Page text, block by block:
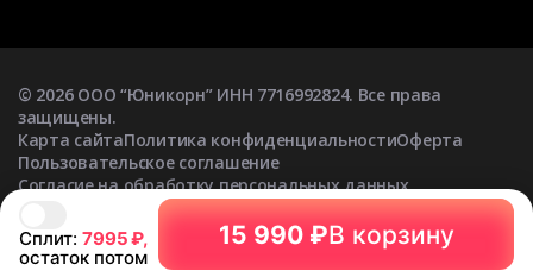
Сплит: 7995₽,
остаток потом
15 990 ₽В корзину
© 2026ООО “Юникорн” ИНН 7716992824. Все права
защищены.
Карта сайтаПолитика конфиденциальностиОферта
Пользовательское соглашение
Согласие на обработку персональных данных
Согласие на получение рекламных рассылок